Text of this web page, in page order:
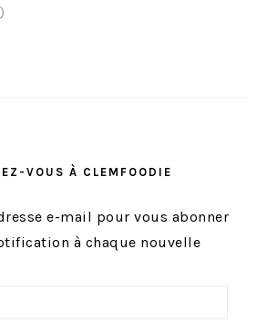
VOUS À CLEMFOODIE
e-mail pour vous abonner
à chaque nouvelle